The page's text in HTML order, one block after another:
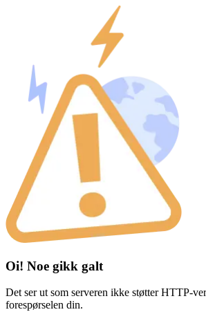
Oi! Noe gikk galt
Det ser ut som serveren ikke støtter HTTP-
forespørselen din.